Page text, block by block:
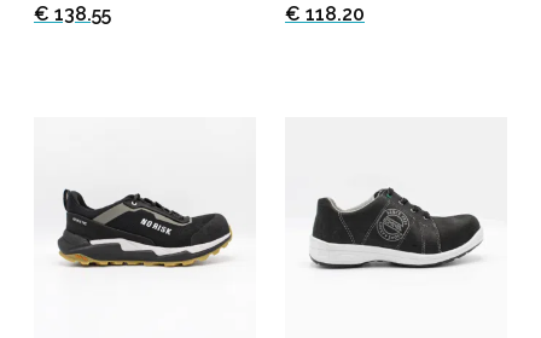
€ 138.55
€ 118.20